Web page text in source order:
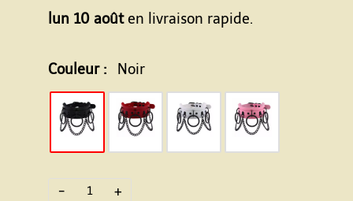
lun 10 aoûten livraison rapide.
Couleur : Noir
- +